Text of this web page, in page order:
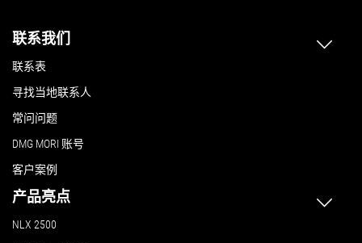
联系我们
联系表
寻找当地联系人
常问问题
DMG MORI 账号
客户案例
产品亮点
NLX 2500